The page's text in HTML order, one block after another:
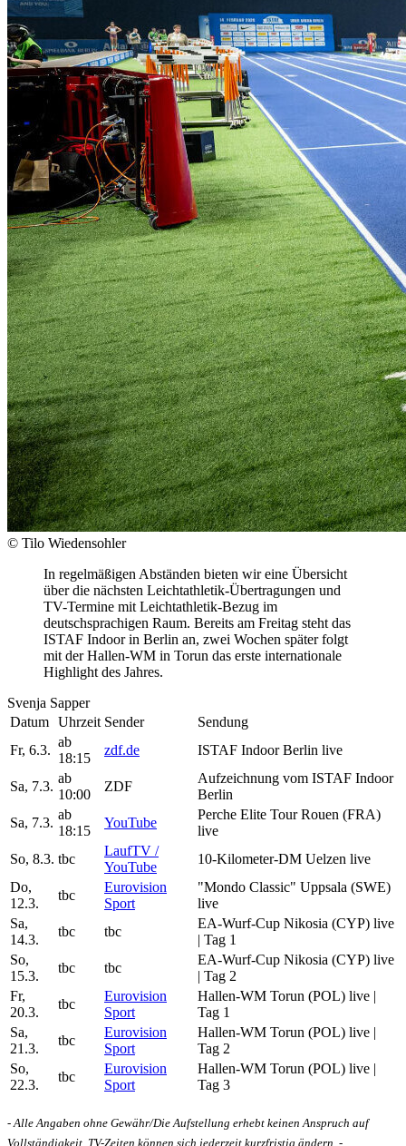
© Tilo Wiedensohler
In regelmäßigen Abständen bieten wir eine Übersicht
über die nächsten Leichtathletik-Übertragungen und
TV-Termine mit Leichtathletik-Bezug im
deutschsprachigen Raum. Bereits am Freitag steht das
ISTAF Indoor in Berlin an, zwei Wochen später folgt
mit der Hallen-WM in Torun das erste internationale
Highlight des Jahres.
Svenja Sapper
Datum Uhrzeit Sender
Sendung
Fr, 6.3.
ab
18:15
zdf.de ISTAF Indoor Berlin live
Sa, 7.3.
ab
10:00
ZDF
Aufzeichnung vom ISTAF Indoor
Berlin
Sa, 7.3.
ab
18:15
YouTube
Perche Elite Tour Rouen (FRA)
live
So, 8.3. tbc
LaufTV /
YouTube
10-Kilometer-DM Uelzen live
Do,
12.3.
tbc
Eurovision
Sport
"Mondo Classic" Uppsala (SWE)
live
Sa,
14.3.
tbc tbc
EA-Wurf-Cup Nikosia (CYP) live
| Tag 1
So,
15.3.
tbc tbc
EA-Wurf-Cup Nikosia (CYP) live
| Tag 2
Fr,
20.3.
tbc
Eurovision
Sport
Hallen-WM Torun (POL) live |
Tag 1
Sa,
21.3.
tbc
Eurovision
Sport
Hallen-WM Torun (POL) live |
Tag 2
So,
22.3.
tbc
Eurovision
Sport
Hallen-WM Torun (POL) live |
Tag 3
- Alle Angaben ohne Gewähr/Die Aufstellung erhebt keinen Anspruch auf
Vollständigkeit. TV-Zeiten können sich jederzeit kurzfristig ändern. -